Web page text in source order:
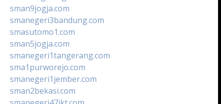
sman9jogja.com
smanegeri3bandung.com
smasutomo1.com
sman5jogja.com
smanegeri1tangerang.com
sma1purworejo.com
smanegeri1jember.com
sman2bekasi.com